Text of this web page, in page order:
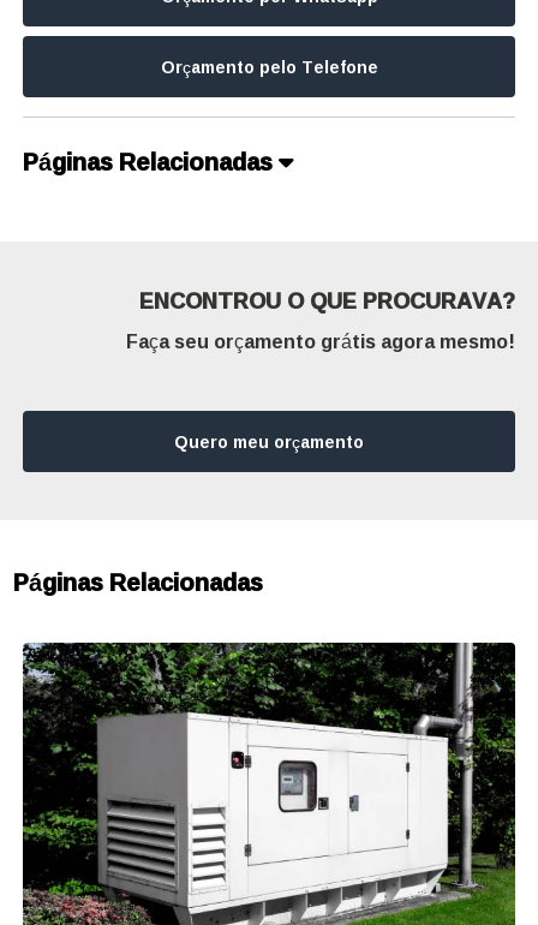
Orçamento pelo Telefone
Páginas Relacionadas
ENCONTROU O QUE PROCURAVA?
Faça seu orçamento grátis agora mesmo!
Quero meu orçamento
Páginas Relacionadas